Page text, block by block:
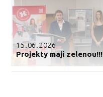
15.06.2026
Projekty mají zelenou!!!